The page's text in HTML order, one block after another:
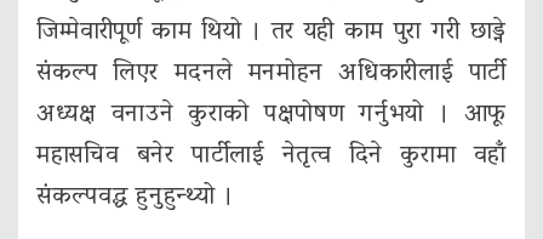
जिम्मेवारीपूर्ण काम थियो । तर यही काम पुरा गरी छाड्ने
संकल्प लिएर मदनले मनमोहन अधिकारीलाई पार्टी
अध्यक्ष वनाउने कुराको पक्षपोषण गर्नुभयो । आफू
महासचिव बनेर पार्टीलाई नेतृत्व दिने कुरामा वहाँ
संकल्पवद्ध हुनुहुन्थ्यो ।